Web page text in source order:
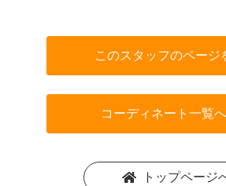
このスタッフのページ
コーディネート一覧
トップページ